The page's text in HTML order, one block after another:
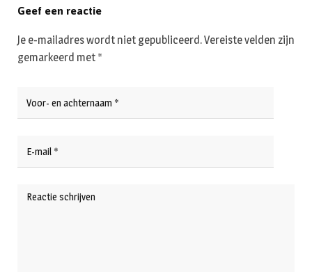
Geef een reactie
Je e-mailadres wordt niet gepubliceerd.Vereiste velden zijn
gemarkeerd met *